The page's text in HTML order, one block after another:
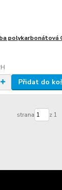
polykarbonátová
Přidat do
strana z 1